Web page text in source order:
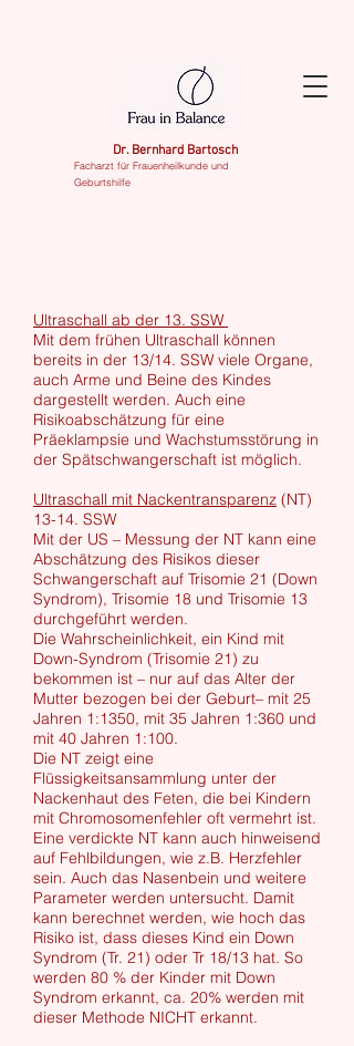
Dr. Bernhard Bartosch
Facharzt für Frauenheilkunde und
Geburtshilfe
Ultraschall ab der 13. SSW
Mit dem frühen Ultraschall können
bereits in der 13/14. SSW viele Organe,
auch Arme und Beine des Kindes
dargestellt werden. Auch eine
Risikoabschätzung für eine
Präeklampsie und Wachstumsstörung in
der Spätschwangerschaft ist möglich.
Ultraschall mit Nackentransparenz (NT)
13-14. SSW
Mit der US – Messung der NT kann eine
Abschätzung des Risikos dieser
Schwangerschaft auf Trisomie 21 (Down
Syndrom), Trisomie 18 und Trisomie 13
durchgeführt werden.
Die Wahrscheinlichkeit, ein Kind mit
Down-Syndrom (Trisomie 21) zu
bekommen ist – nur auf das Alter der
Mutter bezogen bei der Geburt– mit 25
Jahren 1:1350, mit 35 Jahren 1:360 und
mit 40 Jahren 1:100.
Die NT zeigt eine
Flüssigkeitsansammlung unter der
Nackenhaut des Feten, die bei Kindern
mit Chromosomenfehler oft vermehrt ist.
Eine verdickte NT kann auch hinweisend
auf Fehlbildungen, wie z.B. Herzfehler
sein. Auch das Nasenbein und weitere
Parameter werden untersucht. Damit
kann berechnet werden, wie hoch das
Risiko ist, dass dieses Kind ein Down
Syndrom (Tr. 21) oder Tr 18/13 hat. So
werden 80 % der Kinder mit Down
Syndrom erkannt, ca. 20% werden mit
dieser Methode NICHT erkannt.